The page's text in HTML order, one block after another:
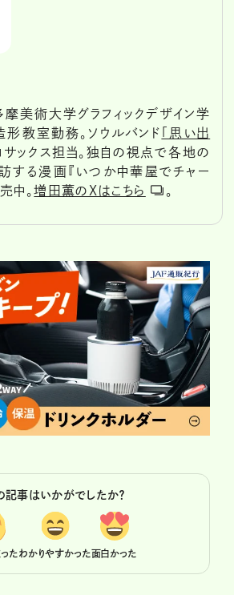
摩美術大学グラフィックデザイン学
教室勤務。ソウルバンド
「思い出
サックス担当。独自の視点で各地の
する漫画『いつか中華屋でチャー
中。増田薫のXはこちら 。
記事はいかがでしたか？
たわかりやすかった面白かった